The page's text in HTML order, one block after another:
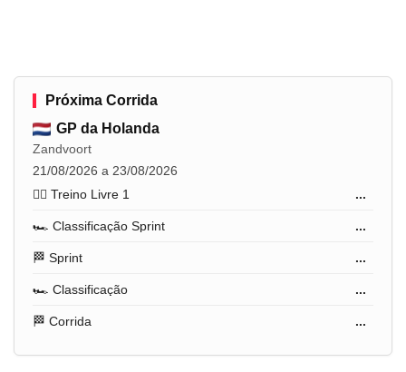
Próxima Corrida
GP da Holanda
Zandvoort
21/08/2026 a 23/08/2026
🏋️‍♂️ Treino Livre 1
...
🏎️ Classificação Sprint ...
🏁 Sprint ...
🏎️ Classificação ...
🏁 Corrida ...